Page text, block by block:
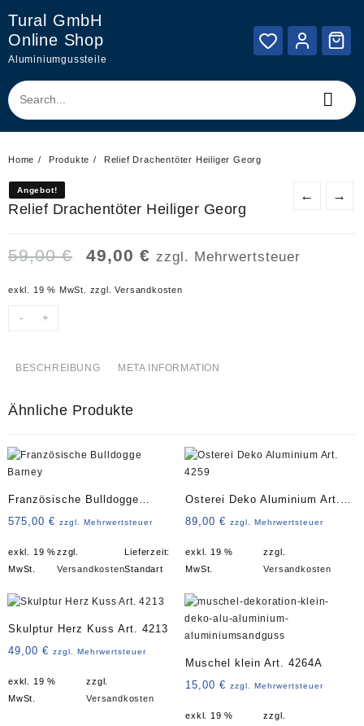
content
Tural GmbH
Online Shop
Aluminiumgussteile
Home Produkte Relief Drachentöter Heiliger Georg
Angebot! ← →
Relief Drachentöter Heiliger Georg
59,00€
Ursprünglicher
war:
49,00 € Aktueller
ist:
zzgl. Mehrwertsteuer
exkl. 19 % MwSt. zzgl.Versandkosten
- +
BESCHREIBUNG META INFORMATION
Angebot!
Ähnliche Produkte
Französische Bulldogge
Barney
575,00 € zzgl. Mehrwertsteuer
exkl. 19 %
MwSt.
zzgl.
Versandkosten
Lieferzeit:
Standart
Osterei Deko Aluminium Art.
4259
89,00€ zzgl. Mehrwertsteuer
exkl. 19 %
MwSt.
zzgl.
Versandkosten
Skulptur Herz Kuss Art. 4213
49,00 € zzgl. Mehrwertsteuer
exkl. 19 %
MwSt.
zzgl.
Versandkosten
Muschel klein Art. 4264A
15,00€ zzgl. Mehrwertsteuer
exkl. 19 %
zzgl.